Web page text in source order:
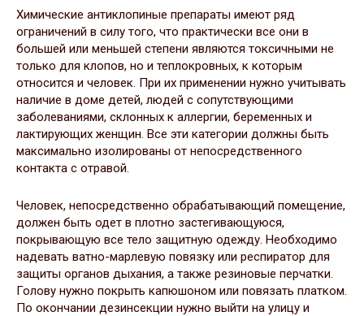
Химические антиклопиные препараты имеют ряд
ограничений в силу того, что практически все они в
большей или меньшей степени являются токсичными не
только для клопов, но и теплокровных, к которым
относится и человек. При их применении нужно учитывать
наличие в доме детей, людей с сопутствующими
заболеваниями, склонных к аллергии, беременных и
лактирующих женщин. Все эти категории должны быть
максимально изолированы от непосредственного
контакта с отравой.
Человек, непосредственно обрабатывающий помещение,
должен быть одет в плотно застегивающуюся,
покрывающую все тело защитную одежду. Необходимо
надевать ватно-марлевую повязку или респиратор для
защиты органов дыхания, а также резиновые перчатки.
Голову нужно покрыть капюшоном или повязать платком.
По окончании дезинсекции нужно выйти на улицу и